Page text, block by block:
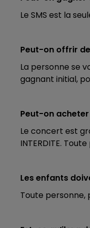
LA
Le SMS est la
Peut-on offrir
La personne se
gagnant initial,
Peut-on
Le concert est
INTERDITE.
Les enfants
Toute personne,